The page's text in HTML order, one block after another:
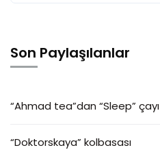
Son Paylaşılanlar
“Ahmad tea”dan “Sleep” çayı
“Doktorskaya” kolbasası